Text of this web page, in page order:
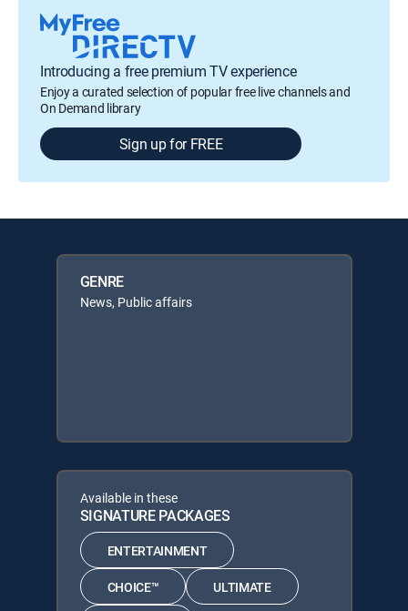
Introducing a free premium TV experience
Enjoy a curated selection of popular free live channels and
On Demand library
Sign up for FREE
GENRE
News, Public affairs
Available in these
SIGNATURE PACKAGES
ENTERTAINMENT
CHOICE™ ULTIMATE